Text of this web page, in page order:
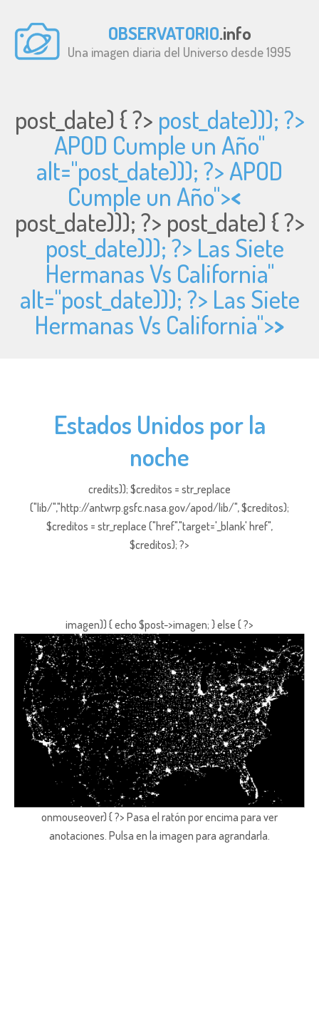
OBSERVATORIO.info
Una imagen diaria del Universo desde 1995
post_date) { ?> post_date))); ?>
APOD Cumple un Año"
alt="post_date))); ?> APOD
Cumple un Año"><
post_date))); ?> post_date) { ?>
post_date))); ?> Las Siete
Hermanas Vs California"
alt="post_date))); ?> Las Siete
Hermanas Vs California">>
Estados Unidos por la
noche
credits)); $creditos = str_replace
("lib/","http://antwrp.gsfc.nasa.gov/apod/lib/", $creditos);
$creditos = str_replace ("href","target='_blank' href",
$creditos); ?>
imagen)) { echo $post->imagen; } else { ?>
onmouseover) { ?> Pasa el ratón por encima para ver
anotaciones. Pulsa en la imagen para agrandarla.